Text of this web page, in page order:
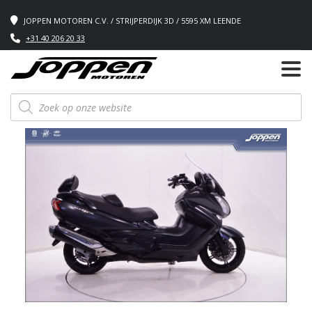
JOPPEN MOTOREN C.V. / STRIJPERDIJK 3D / 5595 XM LEENDE
+31 40 206 20 33
Producten
zoeken